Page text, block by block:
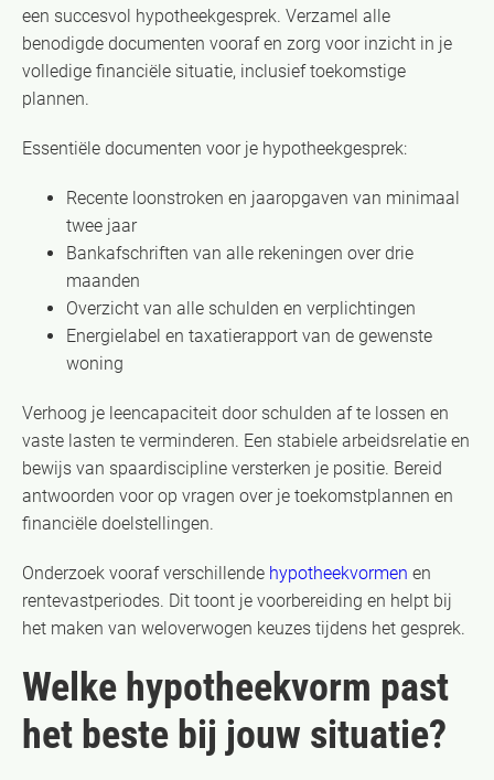
een succesvol hypotheekgesprek. Verzamel alle
benodigde documenten vooraf en zorg voor inzicht in je
volledige financiële situatie, inclusief toekomstige
plannen.
Essentiële documenten voor je hypotheekgesprek:
Recente loonstroken en jaaropgaven van minimaal
twee jaar
Bankafschriften van alle rekeningen over drie
maanden
Overzicht van alle schulden en verplichtingen
Energielabel en taxatierapport van de gewenste
woning
Verhoog je leencapaciteit door schulden af te lossen en
vaste lasten te verminderen. Een stabiele arbeidsrelatie en
bewijs van spaardiscipline versterken je positie. Bereid
antwoorden voor op vragen over je toekomstplannen en
financiële doelstellingen.
Onderzoek vooraf verschillende hypotheekvormen en
rentevastperiodes. Dit toont je voorbereiding en helpt bij
het maken van weloverwogen keuzes tijdens het gesprek.
Welke hypotheekvorm past
het beste bij jouw situatie?